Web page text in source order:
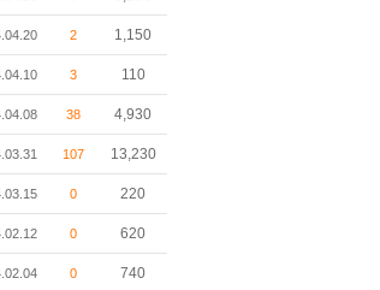
2 1,150
3 110
38 4,930
107 13,230
0 220
0 620
0 740